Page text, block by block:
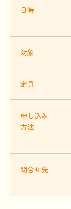
日時
対象
定員
申 し込み
方法
問合せ先